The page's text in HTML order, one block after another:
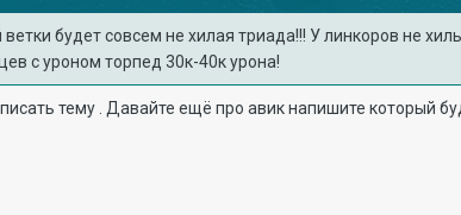
будет совсем не хилая триада!!! У линкоров не
с уроном торпед 30к-40к урона!
тему . Давайте ещё про авик напишите который